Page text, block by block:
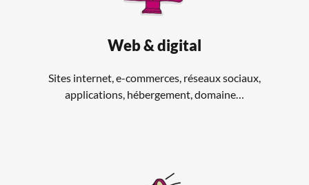
Web & digital
Sites internet, e-commerces, réseaux sociaux,
applications, hébergement, domaine…